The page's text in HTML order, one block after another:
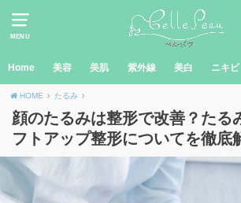
MENU
Home 美容 美肌 紫外線 美白 ニキビ
HOME たるみ
顔のたるみは整形で改善？たる
フトアップ整形についてを徹底